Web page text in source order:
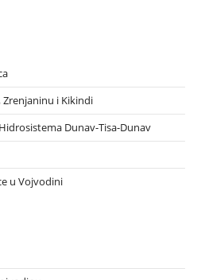
i Kikindi
Dunav-Tisa-Dunav
u Vojvodini